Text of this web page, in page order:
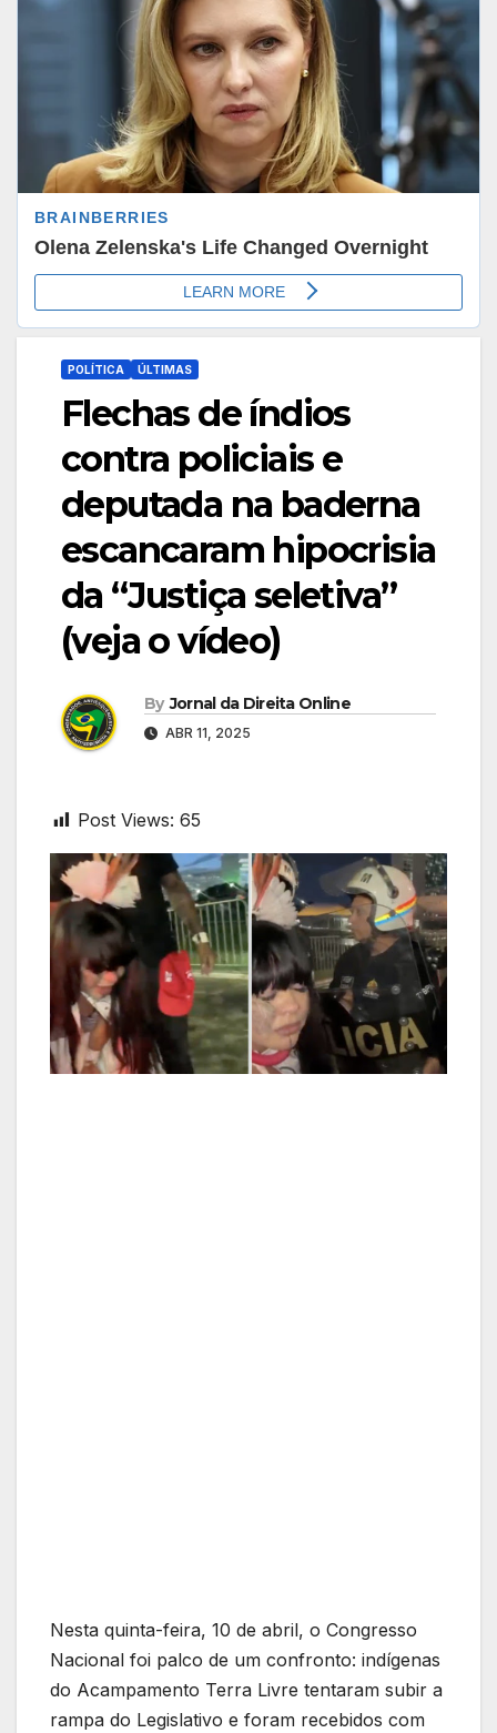
POLÍTICA ÚLTIMAS
Flechas de índios
contra policiais e
deputada na baderna
escancaram hipocrisia
da “Justiça seletiva”
(veja o vídeo)
By Jornal da Direita Online
ABR 11, 2025
Post Views: 65
Nesta quinta-feira, 10 de abril, o Congresso
Nacional foi palco de um confronto: indígenas
do Acampamento Terra Livre tentaram subir a
rampa do Legislativo e foram recebidos com